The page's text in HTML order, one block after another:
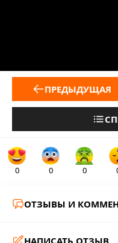
ПРЕДЫДУЩАЯ
0 0 0
ОТЗЫВЫ И
НАПИСАТЬ ОТЗЫВ